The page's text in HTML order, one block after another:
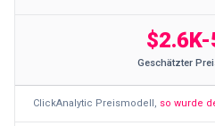
Geschätzter
ClickAnalytic Preismodell , so wurde